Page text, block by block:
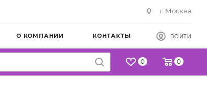
г. Москва
О КОМПАНИИ КОНТАКТЫ ВОЙТИ
0 0